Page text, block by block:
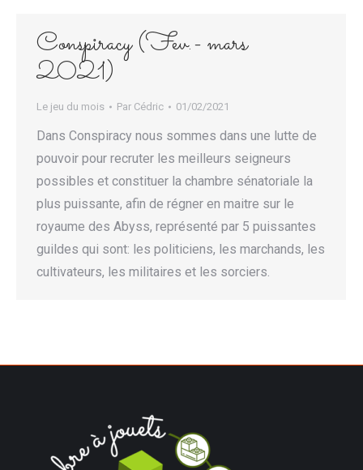
Conspiracy (Fev.- mars
2021)
Le jeu du mois Par Cédric 01/02/2021
Dans Conspiracy nous sommes dans une lutte de
pouvoir pour recruter les meilleurs seigneurs
possibles et constituer la chambre sénatoriale la
plus puissante, afin de régner en maitre sur le
royaume des Abyss, représenté par 5 puissantes
guildes qui sont: les politiciens, les marchands, les
cultivateurs, les militaires et les sorciers.